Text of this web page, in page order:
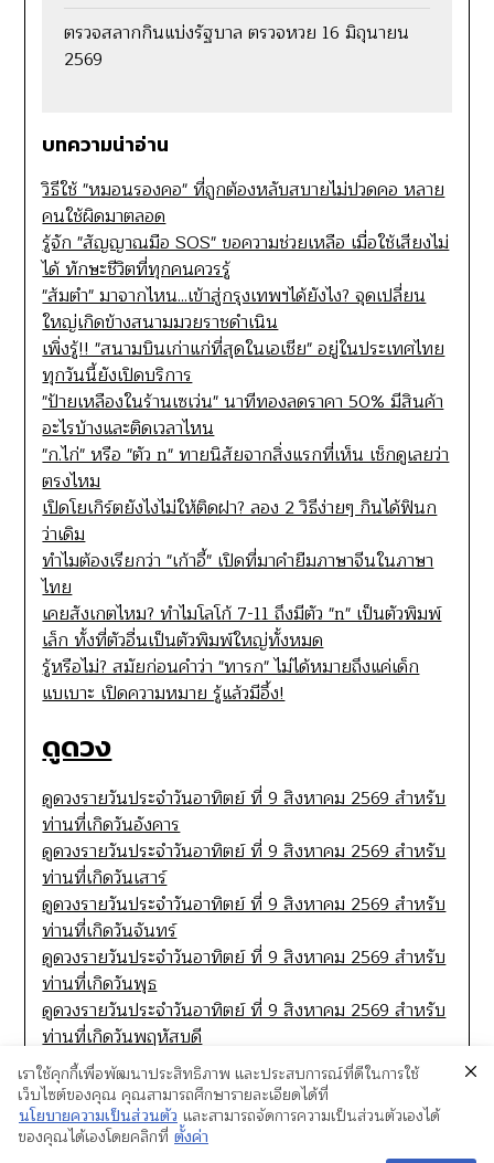
ตรวจสลากกินแบ่งรัฐบาล ตรวจหวย 16 มิถุนายน
2569
บทความน่าอ่าน
วิธีใช้ "หมอนรองคอ" ที่ถูกต้องหลับสบายไม่ปวดคอ หลาย
คนใช้ผิดมาตลอด
รู้จัก "สัญญาณมือ SOS" ขอความช่วยเหลือ เมื่อใช้เสียงไม่
ได้ ทักษะชีวิตที่ทุกคนควรรู้
"ส้มตำ" มาจากไหน...เข้าสู่กรุงเทพฯได้ยังไง? จุดเปลี่ยน
ใหญ่เกิดข้างสนามมวยราชดำเนิน
เพิ่งรู้!! "สนามบินเก่าแก่ที่สุดในเอเชีย" อยู่ในประเทศไทย
ทุกวันนี้ยังเปิดบริการ
"ป้ายเหลืองในร้านเซเว่น" นาทีทองลดราคา 50% มีสินค้า
อะไรบ้างและติดเวลาไหน
"ก.ไก่" หรือ "ตัว n" ทายนิสัยจากสิ่งแรกที่เห็น เช็กดูเลยว่า
ตรงไหม
เปิดโยเกิร์ตยังไงไม่ให้ติดฝา? ลอง 2 วิธีง่ายๆ กินได้ฟินก
ว่าเดิม
ทำไมต้องเรียกว่า "เก้าอี้" เปิดที่มาคำยืมภาษาจีนในภาษา
ไทย
เคยสังเกตไหม? ทำไมโลโก้ 7-11 ถึงมีตัว "n" เป็นตัวพิมพ์
เล็ก ทั้งที่ตัวอื่นเป็นตัวพิมพ์ใหญ่ทั้งหมด
รู้หรือไม่? สมัยก่อนคำว่า "ทารก" ไม่ได้หมายถึงแค่เด็ก
แบเบาะ เปิดความหมาย รู้แล้วมีอึ้ง!
ดูดวง
ดูดวงรายวันประจำวันอาทิตย์ ที่ 9 สิงหาคม 2569 สำหรับ
ท่านที่เกิดวันอังคาร
ดูดวงรายวันประจำวันอาทิตย์ ที่ 9 สิงหาคม 2569 สำหรับ
ท่านที่เกิดวันเสาร์
ดูดวงรายวันประจำวันอาทิตย์ ที่ 9 สิงหาคม 2569 สำหรับ
ท่านที่เกิดวันจันทร์
ดูดวงรายวันประจำวันอาทิตย์ ที่ 9 สิงหาคม 2569 สำหรับ
ท่านที่เกิดวันพุธ
ดูดวงรายวันประจำวันอาทิตย์ ที่ 9 สิงหาคม 2569 สำหรับ
ท่านที่เกิดวันพฤหัสบดี
เราใช้คุกกี้เพื่อพัฒนาประสิทธิภาพ และประสบการณ์ที่ดีในการใช้
เว็บไซต์ของคุณ คุณสามารถศึกษารายละเอียดได้ที่
นโยบายความเป็นส่วนตัว และสามารถจัดการความเป็นส่วนตัวเองได้
ของคุณได้เองโดยคลิกที่ ตั้งค่า